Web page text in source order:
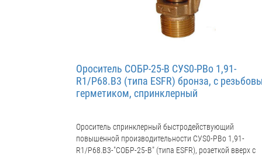
Ороситель СОБР-25-В CУS0-РВо 1,91-
R1/P68.B3 (типа ESFR) бронза, с
герметиком, спринклерный
Ороситель спринклерный быстродействующий
повышенной производительности CУS0-РВо 1,91-
R1/P68.B3-"СОБР-25-В" (типа ESFR), розеткой вверх с